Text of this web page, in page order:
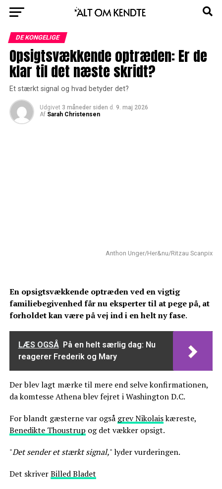
DE KONGELIGE
Opsigtsvækkende optræden: Er de
klar til det næste skridt?
Et stærkt signal og hvad betyder det?
Udgivet 3 måneder siden d. 9. maj 2026
Af Sarah Christensen
Anthon Unger/Her&nu/Ritzau Scanpix
En opsigtsvækkende optræden ved en vigtig
familiebegivenhed får nu eksperter til at pege på, at
forholdet kan være på vej ind i en helt ny fase.
LÆS OGSÅ På en helt særlig dag: Nu
reagerer Frederik og Mary
Der blev lagt mærke til mere end selve konfirmationen,
da komtesse Athena blev fejret i Washington D.C.
For blandt gæsterne var også grev Nikolaiskæreste,
Benedikte Thoustrup og det vækker opsigt.
"Det sender et stærkt signal," lyder vurderingen.
Det skriverBilled Bladet